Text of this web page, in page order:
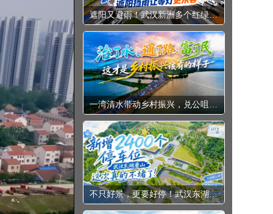
遮阳又避雨！武汉新洲多个红绿灯路口现“大伞”
一湾清水带动乡村振兴，兑公咀湖上“大分”！
不只好景，更要好停！武汉东湖磨山新增2400个车位